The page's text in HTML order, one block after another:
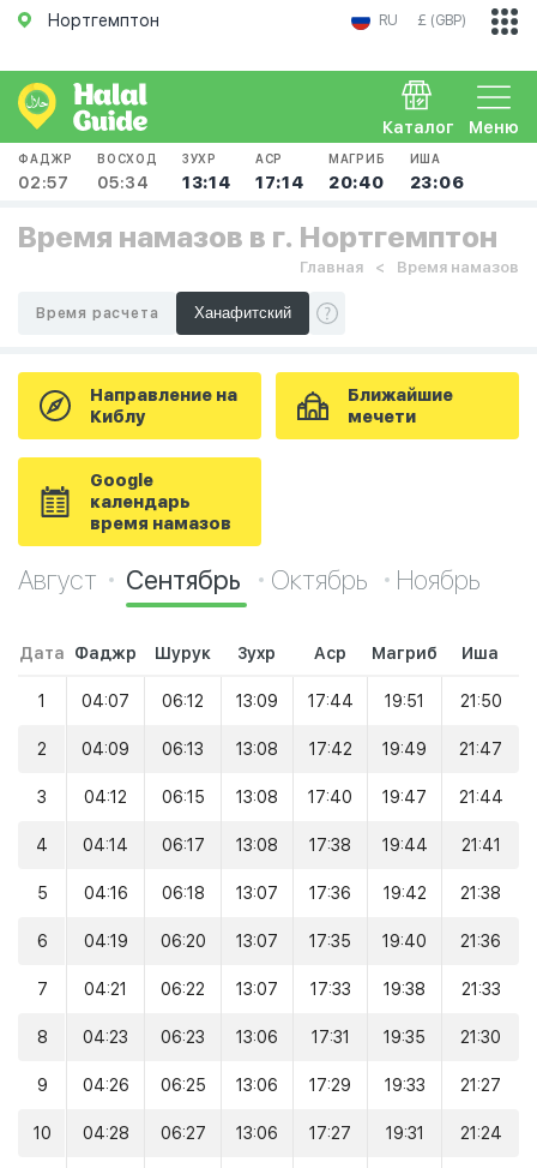
Нортгемптон RU £ (GBP)
Меню
Каталог
ФАДЖР
02:57
ВОСХОД
05:34
ЗУХР
13:14
АСР
17:14
МАГРИБ
20:40
ИША
23:06
Время намазов в г. Нортгемптон
Главная Время намазов
Время расчета
Направление на
Киблу
Ближайшие
мечети
Google
календарь
время намазов
Август Сентябрь Октябрь Ноябрь
Дата Фаджр Шурук Зухр Аср Магриб Иша
1 04:07 06:12 13:09 17:44 19:51 21:50
2 04:09 06:13 13:08 17:42 19:49 21:47
3 04:12 06:15 13:08 17:40 19:47 21:44
4 04:14 06:17 13:08 17:38 19:44 21:41
5 04:16 06:18 13:07 17:36 19:42 21:38
6 04:19 06:20 13:07 17:35 19:40 21:36
7 04:21 06:22 13:07 17:33 19:38 21:33
8 04:23 06:23 13:06 17:31 19:35 21:30
9 04:26 06:25 13:06 17:29 19:33 21:27
10 04:28 06:27 13:06 17:27 19:31 21:24